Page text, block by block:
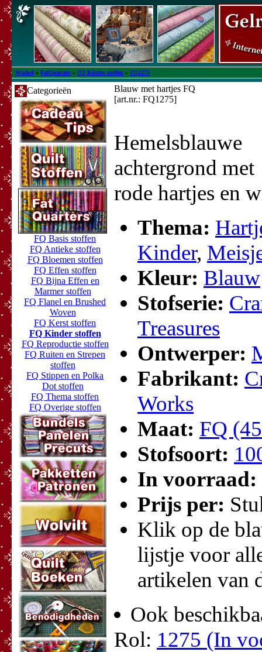
Winkel » FatQuarters » FQ Kinder stoffen » FQ1275
Categorieën
FQ Basis stoffen
FQ Antieke stoffen
FQ Bloemen stoffen
FQ Effen stoffen
FQ Bijna Effen en
Marmer stoffen
FQ Flanel en Brushed
Woven
FQ Kerst stoffen
FQ Kinder stoffen
FQ Reproductie stoffen
FQ Ruiten en Strepen
stoffen
FQ Stippen en Polka
Dot stoffen
FQ Thema stoffen
FQ Overige stoffen
Blauw met hartjes FQ
[art.nr.: FQ1275]
Hemelsblauwe
achtergrond met
rode hartjes en
Thema:
Kinder,
Kleur: Blauw
Stofserie:
Treasures
Ontwerper:
Fabrikant:
Works
Maat: FQ
Stofsoort:
In voorraad:
Prijs per:
Klik op de
lijstje voor
artikelen van
Ook
Rol: 1275 (In